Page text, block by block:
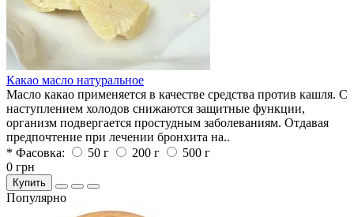
Какао масло натуральное
Масло какао применяется в качестве средства против кашля. С
наступлением холодов снижаются защитные функции,
организм подвергается простудным заболеваниям. Отдавая
предпочтение при лечении бронхита на..
* Фасовка:
50 г 200 г
500 г
0 грн
Купить
Популярно